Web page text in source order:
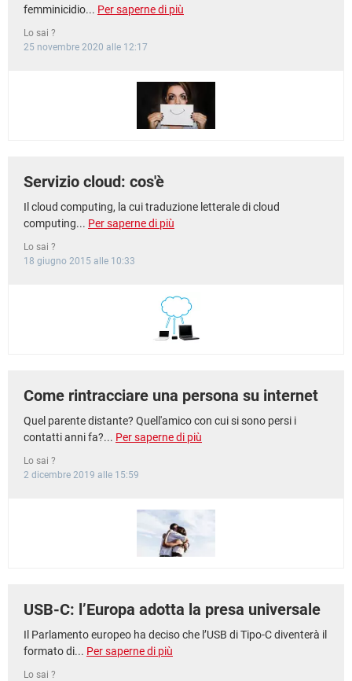
femminicidio... Per saperne di più
Lo sai ?
25 novembre 2020 alle 12:17
Servizio cloud: cos'è
Il cloud computing, la cui traduzione letterale di cloud
computing... Per saperne di più
Lo sai ?
18 giugno 2015 alle 10:33
Come rintracciare una persona su internet
Quel parente distante? Quell'amico con cui si sono persi i
contatti anni fa?... Per saperne di più
Lo sai ?
2 dicembre 2019 alle 15:59
USB-C: l’Europa adotta la presa universale
Il Parlamento europeo ha deciso che l’USB di Tipo-C diventerà il
formato di... Per saperne di più
Lo sai ?